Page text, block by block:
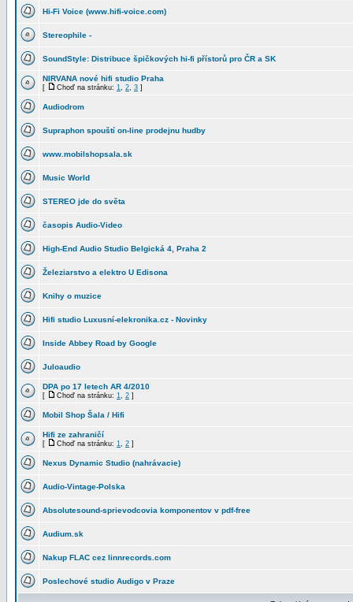
Hi-Fi Voice (www.hifi-voice.com)
Stereophile -
SoundStyle: Distribuce špičkových hi-fi přístorů pro ČR a SK
NIRVANA nové hifi studio Praha
[ Choď na stránku: 1, 2, 3 ]
Audiodrom
Supraphon spouští on-line prodejnu hudby
www.mobilshopsala.sk
Music World
STEREO jde do světa
časopis Audio-Video
High-End Audio Studio Belgická 4, Praha 2
Železiarstvo a elektro U Edisona
Knihy o muzice
Hifi studio Luxusní-elekronika.cz - Novinky
Inside Abbey Road by Google
Juloaudio
DPA po 17 letech AR 4/2010
[ Choď na stránku: 1, 2 ]
Mobil Shop Šala / Hifi
Hifi ze zahraničí
[ Choď na stránku: 1, 2 ]
Nexus Dynamic Studio (nahrávacie)
Audio-Vintage-Polska
Absolutesound-sprievodcovia komponentov v pdf-free
Audium.sk
Nakup FLAC cez linnrecords.com
Poslechové studio Audigo v Praze